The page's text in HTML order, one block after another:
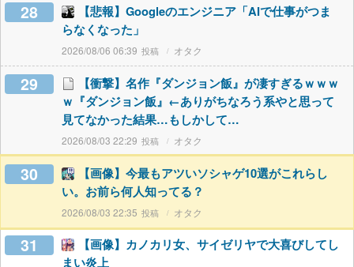
28
【悲報】Googleのエンジニア「AIで仕事がつま
らなくなった」
2026/08/06 06:39 オタク
29
【衝撃】名作『ダンジョン飯』が凄すぎるｗｗｗ
ｗ『ダンジョン飯』←ありがちなろう系やと思って
見てなかった結果…もしかして…
2026/08/03 22:29 オタク
30
【画像】今最もアツいソシャゲ10選がこれらし
い。お前ら何人知ってる？
2026/08/03 22:35 オタク
31
【画像】カノカリ女、サイゼリヤで大喜びしてし
まい炎上